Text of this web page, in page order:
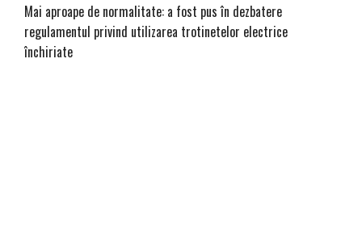
Mai aproape de normalitate: a fost pus în dezbatere
regulamentul privind utilizarea trotinetelor electrice
închiriate